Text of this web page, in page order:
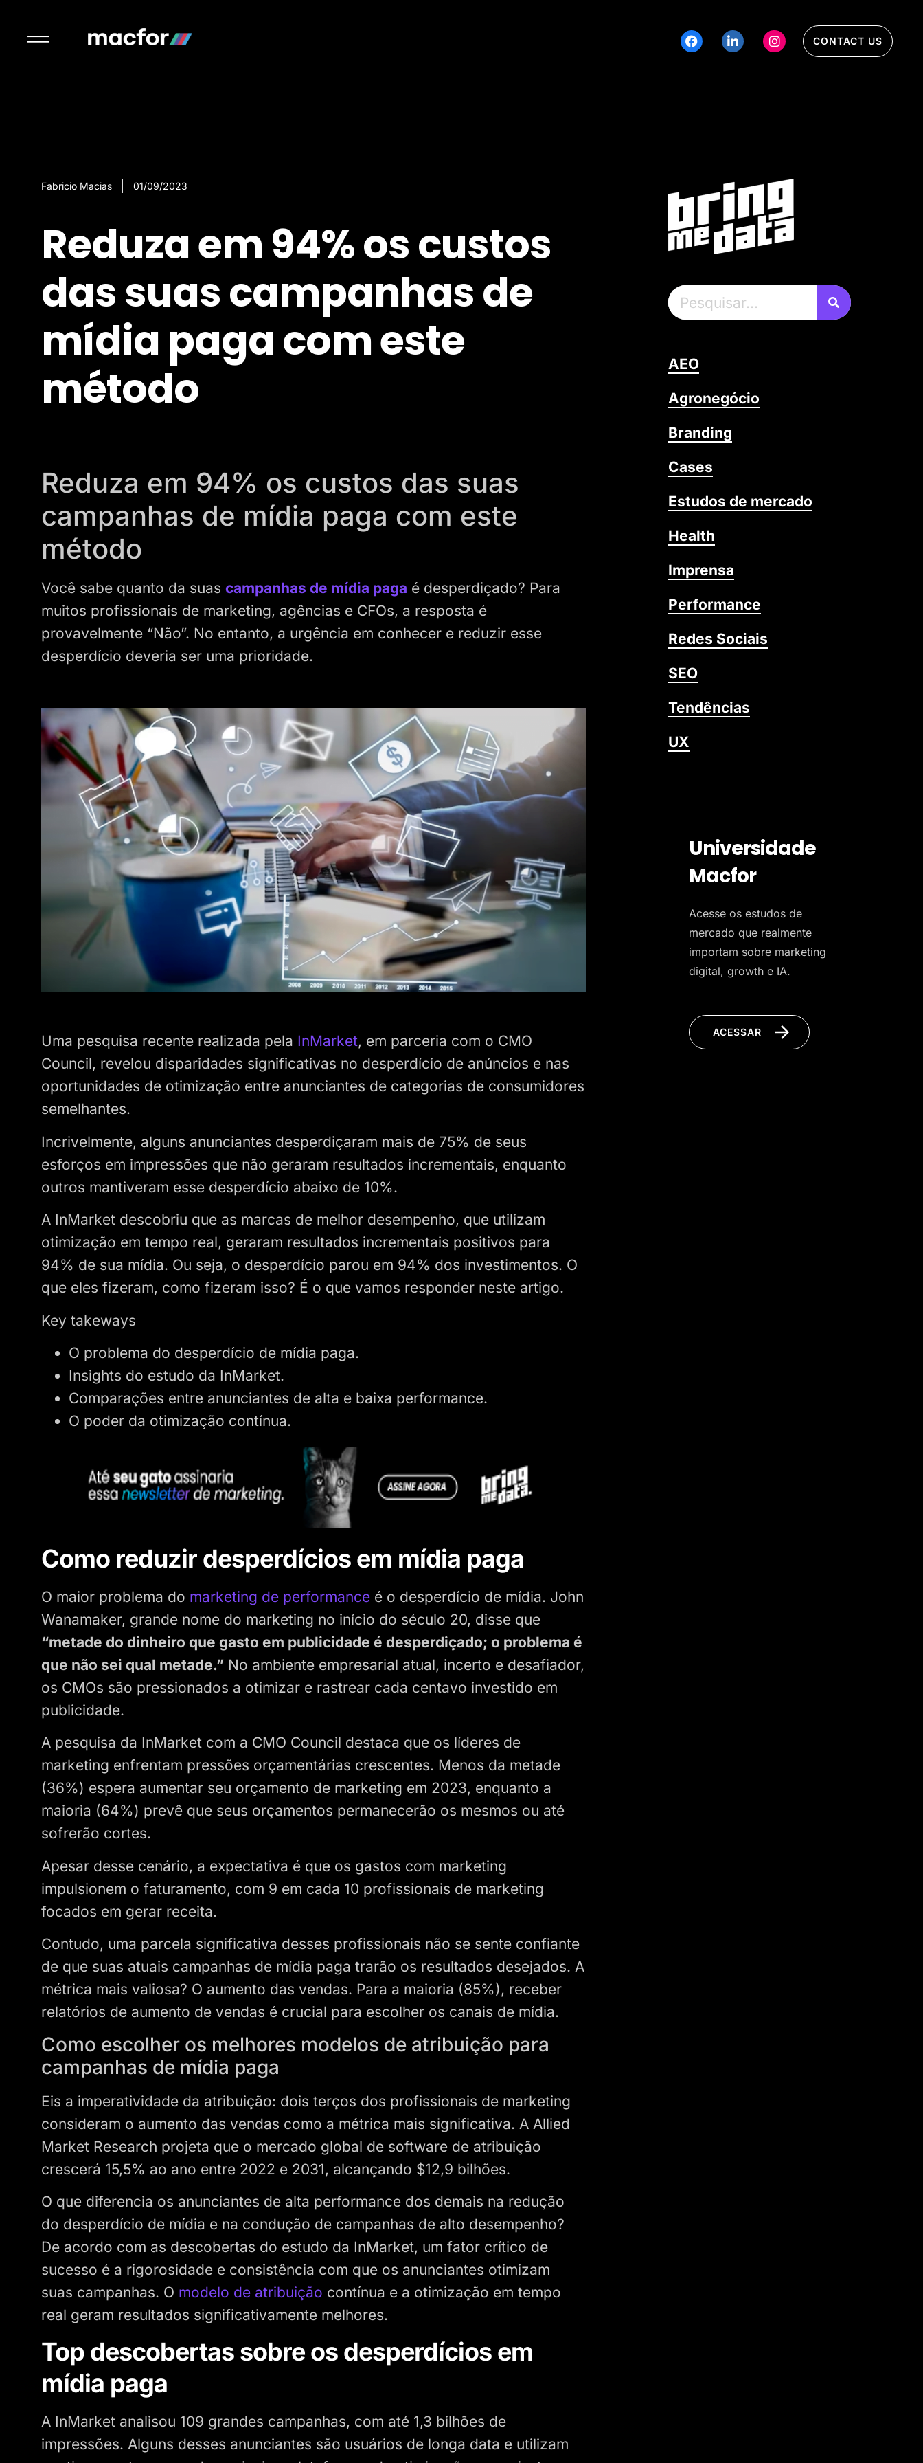
CONTACT US
Fabricio Macias 01/09/2023
Reduza em 94% os custos
das suas campanhas de
mídia paga com este
método
Reduza em 94% os custos das suas
campanhas de mídia paga com este
método
Você sabe quanto da suas campanhas de mídia paga é desperdiçado? Para
muitos profissionais de marketing, agências e CFOs, a resposta é
provavelmente “Não”. No entanto, a urgência em conhecer e reduzir esse
desperdício deveria ser uma prioridade.
Uma pesquisa recente realizada pela InMarket, em parceria com o CMO
Council, revelou disparidades significativas no desperdício de anúncios e nas
oportunidades de otimização entre anunciantes de categorias de consumidores
semelhantes.
Incrivelmente, alguns anunciantes desperdiçaram mais de 75% de seus
esforços em impressões que não geraram resultados incrementais, enquanto
outros mantiveram esse desperdício abaixo de 10%.
A InMarket descobriu que as marcas de melhor desempenho, que utilizam
otimização em tempo real, geraram resultados incrementais positivos para
94% de sua mídia. Ou seja, o desperdício parou em 94% dos investimentos. O
que eles fizeram, como fizeram isso? É o que vamos responder neste artigo.
Key takeways
O problema do desperdício de mídia paga.
Insights do estudo da InMarket.
Comparações entre anunciantes de alta e baixa performance.
O poder da otimização contínua.
Como reduzir desperdícios em mídia paga
O maior problema do marketing de performance é o desperdício de mídia. John
Wanamaker, grande nome do marketing no início do século 20, disse que
“metade do dinheiro que gasto em publicidade é desperdiçado; o problema é
que não sei qual metade.” No ambiente empresarial atual, incerto e desafiador,
os CMOs são pressionados a otimizar e rastrear cada centavo investido em
publicidade.
A pesquisa da InMarket com a CMO Council destaca que os líderes de
marketing enfrentam pressões orçamentárias crescentes. Menos da metade
(36%) espera aumentar seu orçamento de marketing em 2023, enquanto a
maioria (64%) prevê que seus orçamentos permanecerão os mesmos ou até
sofrerão cortes.
Apesar desse cenário, a expectativa é que os gastos com marketing
impulsionem o faturamento, com 9 em cada 10 profissionais de marketing
focados em gerar receita.
Contudo, uma parcela significativa desses profissionais não se sente confiante
de que suas atuais campanhas de mídia paga trarão os resultados desejados. A
métrica mais valiosa? O aumento das vendas. Para a maioria (85%), receber
relatórios de aumento de vendas é crucial para escolher os canais de mídia.
Como escolher os melhores modelos de atribuição para
campanhas de mídia paga
Eis a imperatividade da atribuição: dois terços dos profissionais de marketing
consideram o aumento das vendas como a métrica mais significativa. A Allied
Market Research projeta que o mercado global de software de atribuição
crescerá 15,5% ao ano entre 2022 e 2031, alcançando $12,9 bilhões.
O que diferencia os anunciantes de alta performance dos demais na redução
do desperdício de mídia e na condução de campanhas de alto desempenho?
De acordo com as descobertas do estudo da InMarket, um fator crítico de
sucesso é a rigorosidade e consistência com que os anunciantes otimizam
suas campanhas. O modelo de atribuição contínua e a otimização em tempo
real geram resultados significativamente melhores.
Top descobertas sobre os desperdícios em
mídia paga
A InMarket analisou 109 grandes campanhas, com até 1,3 bilhões de
impressões. Alguns desses anunciantes são usuários de longa data e utilizam
AEO
Agronegócio
Branding
Cases
Estudos de mercado
Health
Imprensa
Performance
Redes Sociais
SEO
Tendências
UX
Universidade
Macfor
Acesse os estudos de
mercado que realmente
importam sobre marketing
digital, growth e IA.
ACESSAR